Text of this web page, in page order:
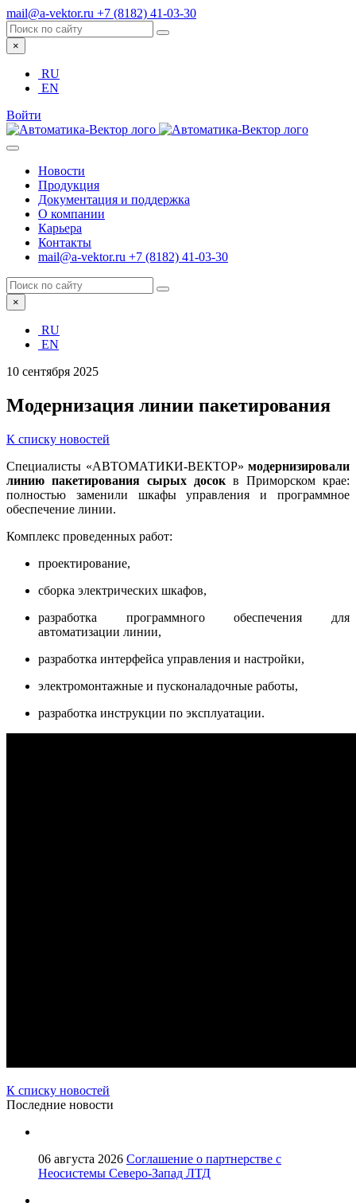
mail@a-vektor.ru +7 (8182) 41-03-30
×
RU
EN
Войти
Новости
Продукция
Документация и поддержка
О компании
Карьера
Контакты
mail@a-vektor.ru +7 (8182) 41-03-30
×
RU
EN
10 сентября 2025
Модернизация линии пакетирования
К списку новостей
Специалисты «АВТОМАТИКИ-ВЕКТОР» модернизировали
линию пакетирования сырых досок в Приморском крае:
полностью заменили шкафы управления и программное
обеспечение линии.
Комплекс проведенных работ:
проектирование,
сборка электрических шкафов,
разработка программного обеспечения для
автоматизации линии,
разработка интерфейса управления и настройки,
электромонтажные и пусконаладочные работы,
разработка инструкции по эксплуатации.
К списку новостей
Последние новости
06 августа 2026 Соглашение о партнерстве с
Неосистемы Северо-Запад ЛТД